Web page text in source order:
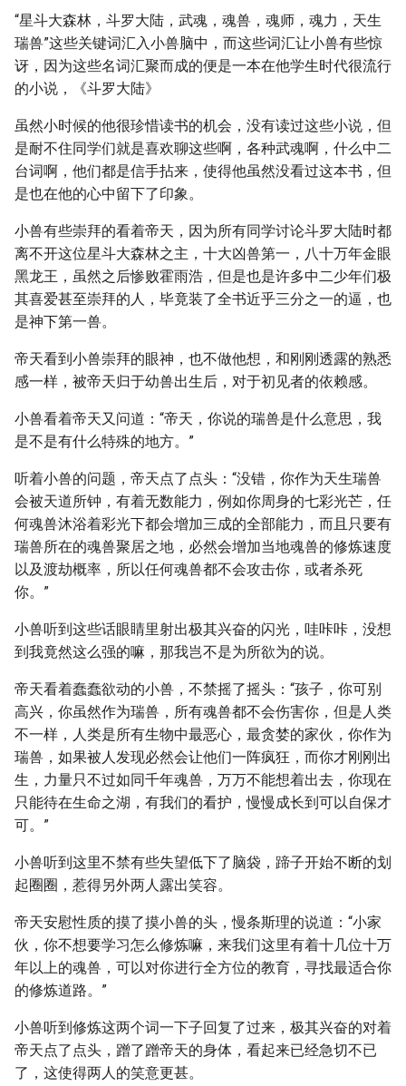
“星斗大森林，斗罗大陆，武魂，魂兽，魂师，魂力，天生
瑞兽”这些关键词汇入小兽脑中，而这些词汇让小兽有些惊
讶，因为这些名词汇聚而成的便是一本在他学生时代很流行
的小说，《斗罗大陆》
虽然小时候的他很珍惜读书的机会，没有读过这些小说，但
是耐不住同学们就是喜欢聊这些啊，各种武魂啊，什么中二
台词啊，他们都是信手拈来，使得他虽然没看过这本书，但
是也在他的心中留下了印象。
小兽有些崇拜的看着帝天，因为所有同学讨论斗罗大陆时都
离不开这位星斗大森林之主，十大凶兽第一，八十万年金眼
黑龙王，虽然之后惨败霍雨浩，但是也是许多中二少年们极
其喜爱甚至崇拜的人，毕竟装了全书近乎三分之一的逼，也
是神下第一兽。
帝天看到小兽崇拜的眼神，也不做他想，和刚刚透露的熟悉
感一样，被帝天归于幼兽出生后，对于初见者的依赖感。
小兽看着帝天又问道：“帝天，你说的瑞兽是什么意思，我
是不是有什么特殊的地方。”
听着小兽的问题，帝天点了点头：“没错，你作为天生瑞兽
会被天道所钟，有着无数能力，例如你周身的七彩光芒，任
何魂兽沐浴着彩光下都会增加三成的全部能力，而且只要有
瑞兽所在的魂兽聚居之地，必然会增加当地魂兽的修炼速度
以及渡劫概率，所以任何魂兽都不会攻击你，或者杀死
你。”
小兽听到这些话眼睛里射出极其兴奋的闪光，哇咔咔，没想
到我竟然这么强的嘛，那我岂不是为所欲为的说。
帝天看着蠢蠢欲动的小兽，不禁摇了摇头：“孩子，你可别
高兴，你虽然作为瑞兽，所有魂兽都不会伤害你，但是人类
不一样，人类是所有生物中最恶心，最贪婪的家伙，你作为
瑞兽，如果被人发现必然会让他们一阵疯狂，而你才刚刚出
生，力量只不过如同千年魂兽，万万不能想着出去，你现在
只能待在生命之湖，有我们的看护，慢慢成长到可以自保才
可。”
小兽听到这里不禁有些失望低下了脑袋，蹄子开始不断的划
起圈圈，惹得另外两人露出笑容。
帝天安慰性质的摸了摸小兽的头，慢条斯理的说道：“小家
伙，你不想要学习怎么修炼嘛，来我们这里有着十几位十万
年以上的魂兽，可以对你进行全方位的教育，寻找最适合你
的修炼道路。”
小兽听到修炼这两个词一下子回复了过来，极其兴奋的对着
帝天点了点头，蹭了蹭帝天的身体，看起来已经急切不已
了，这使得两人的笑意更甚。